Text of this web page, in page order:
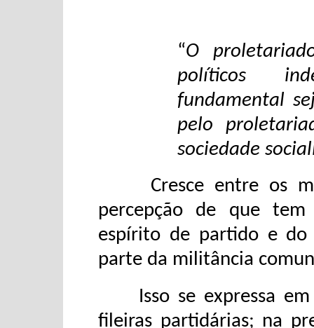
“O
políticos
fundamental
pelo
sociedade
Cresce entre os
percepção de que
espírito de partido e do
parte da militância
Isso se expressa em
fileiras partidárias; na